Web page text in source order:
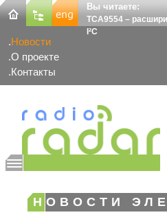
Вы читаете:
TCA9554 –
I²C
Новости
О проекте
Контакты
НОВОСТИ